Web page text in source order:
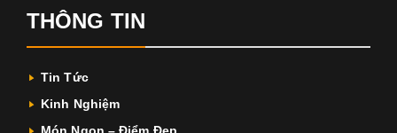
THÔNG TIN
Tin Tức
Kinh Nghiệm